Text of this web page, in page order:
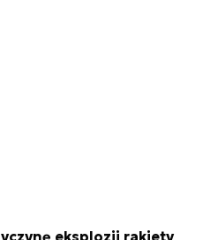
eksplozji rakiety